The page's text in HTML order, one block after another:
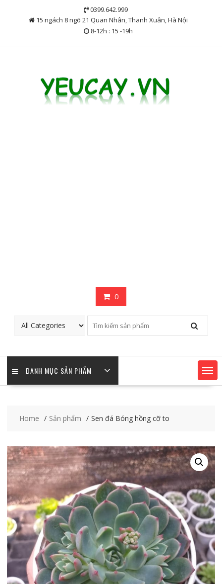
0399.642.999
15 ngách 8 ngõ 21 Quan Nhân, Thanh Xuân, Hà Nội
8-12h : 15 -19h
0
DANH MỤC SẢN PHẨM
Home Sản phẩm Sen đá Bóng hồng cỡ to